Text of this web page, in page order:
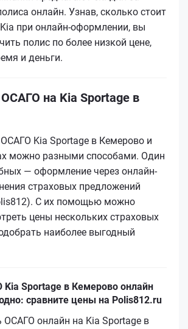
онлайн. Узнав, сколько стоит
при онлайн-оформлении, вы
полис по более низкой цене,
и деньги.
ОСАГО на Kia Sportage в
Kia Sportage в Кемерово и
можно разными способами. Один
— оформление через онлайн-
страховых предложений
С их помощью можно
цены нескольких страховых
наиболее выгодный
Kia Sportage в Кемерово онлайн
сравните цены на Polis812.ru
ОСАГО онлайн на Kia Sportage в